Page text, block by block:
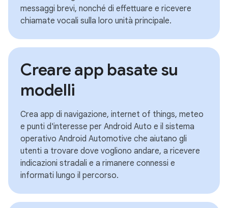
messaggi brevi, nonché di effettuare e ricevere
chiamate vocali sulla loro unità principale.
Creare app basate su
modelli
Crea app di navigazione, internet of things, meteo
e punti d'interesse per Android Auto e il sistema
operativo Android Automotive che aiutano gli
utenti a trovare dove vogliono andare, a ricevere
indicazioni stradali e a rimanere connessi e
informati lungo il percorso.